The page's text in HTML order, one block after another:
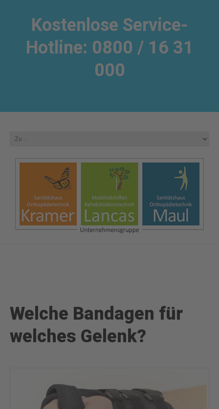
Kostenlose Service-
Hotline: 0800 / 16 31
000
Welche Bandagen für
welches Gelenk?